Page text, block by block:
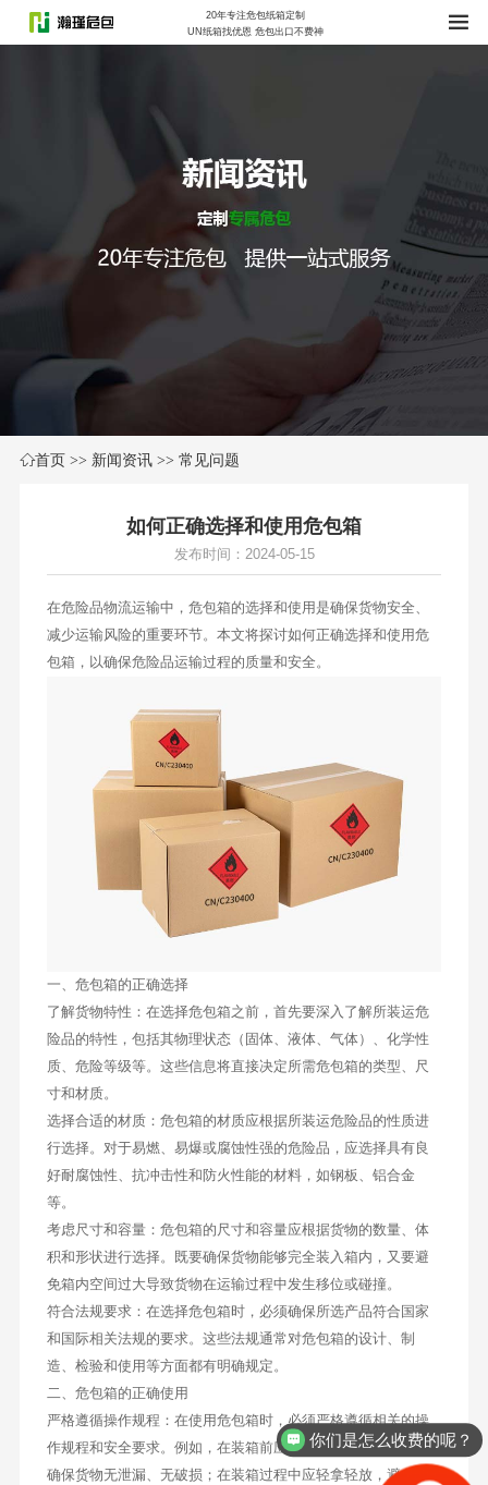
20年专注危包纸箱定制
UN纸箱找优恩 危包出口不费神
首页>> 新闻资讯>> 常见问题
如何正确选择和使用危包箱
发布时间：2024-05-15
在危险品物流运输中，危包箱的选择和使用是确保货物安全、
减少运输风险的重要环节。本文将探讨如何正确选择和使用危
包箱，以确保危险品运输过程的质量和安全。
一、危包箱的正确选择
了解货物特性：在选择危包箱之前，首先要深入了解所装运危
险品的特性，包括其物理状态（固体、液体、气体）、化学性
质、危险等级等。这些信息将直接决定所需危包箱的类型、尺
寸和材质。
选择合适的材质：危包箱的材质应根据所装运危险品的性质进
行选择。对于易燃、易爆或腐蚀性强的危险品，应选择具有良
好耐腐蚀性、抗冲击性和防火性能的材料，如钢板、铝合金
等。
考虑尺寸和容量：危包箱的尺寸和容量应根据货物的数量、体
积和形状进行选择。既要确保货物能够完全装入箱内，又要避
免箱内空间过大导致货物在运输过程中发生移位或碰撞。
符合法规要求：在选择危包箱时，必须确保所选产品符合国家
和国际相关法规的要求。这些法规通常对危包箱的设计、制
造、检验和使用等方面都有明确规定。
二、危包箱的正确使用
严格遵循操作规程：在使用危包箱时，必须严格遵循相关的操
作规程和安全要求。例如，在装箱前应对货物进行彻底检查，
确保货物无泄漏、无破损；在装箱过程中应轻拿轻放，避免碰
你们是怎么收费的呢？